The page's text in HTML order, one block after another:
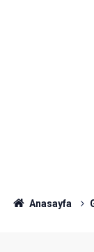
Anasayfa